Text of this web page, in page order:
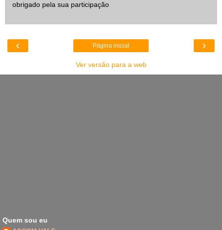
obrigado pela sua participação
‹ ›
Página inicial
Ver versão para a web
Quem sou eu